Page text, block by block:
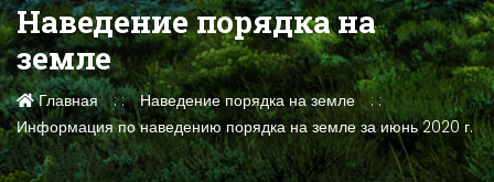
Наведение порядка на
земле
Главная
Наведение порядка на земле
Информация по наведению порядка на земле за июнь 2020 г.